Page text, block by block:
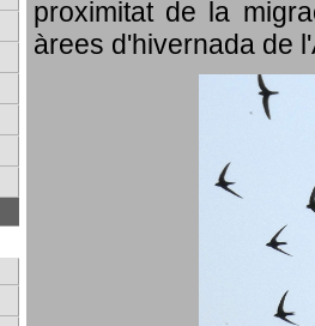
proximitat de la
àrees d'hivernada de